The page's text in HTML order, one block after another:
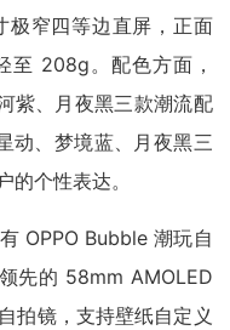
极窄四等边直屏，正面
至 208g。配色方面，
紫、月夜黑三款潮流配
动、梦境蓝、月夜黑三
个性表达。
OPPO Bubble 潮玩自
先的 58mm AMOLED
拍镜，支持壁纸自定义